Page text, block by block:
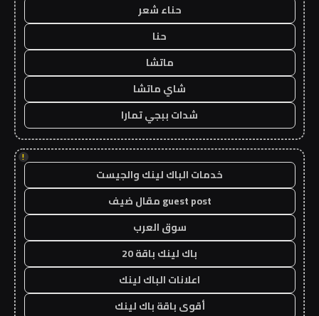
حناء شعر
حنا
ماتشا
شاي ماتشا
شدات ببجي تمارا
!
خدمات الباك لينك والجيست
guest post مقال ضيف
سوق العرب
باك لينك باقة 20
اعلانات الباك لينك
أقوى باقة باك لينك